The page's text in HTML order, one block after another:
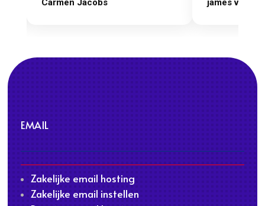
Jacobs james van oranje
EMAIL
Zakelijke email hosting
Zakelijke email instellen